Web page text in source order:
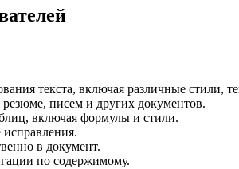
текста, включая различные стили,
резюме, писем и других документов.
включая формулы и стили.
в документ.
по содержимому.